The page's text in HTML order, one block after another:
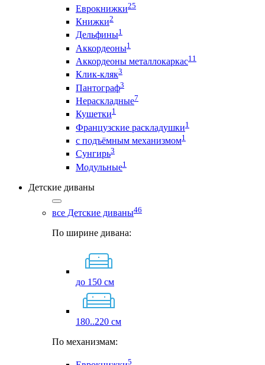
Еврокнижки25
Книжки2
Дельфины1
Аккордеоны1
Аккордеоны металлокаркас11
Клик-кляк3
Пантограф3
Нераскладные7
Кушетки1
Французские раскладушки1
с подъёмным механизмом1
Сунгирь3
Модульные1
Детские диваны
все Детские диваны46
По ширине дивана:
до 150 см
180..220 см
По механизмам:
5